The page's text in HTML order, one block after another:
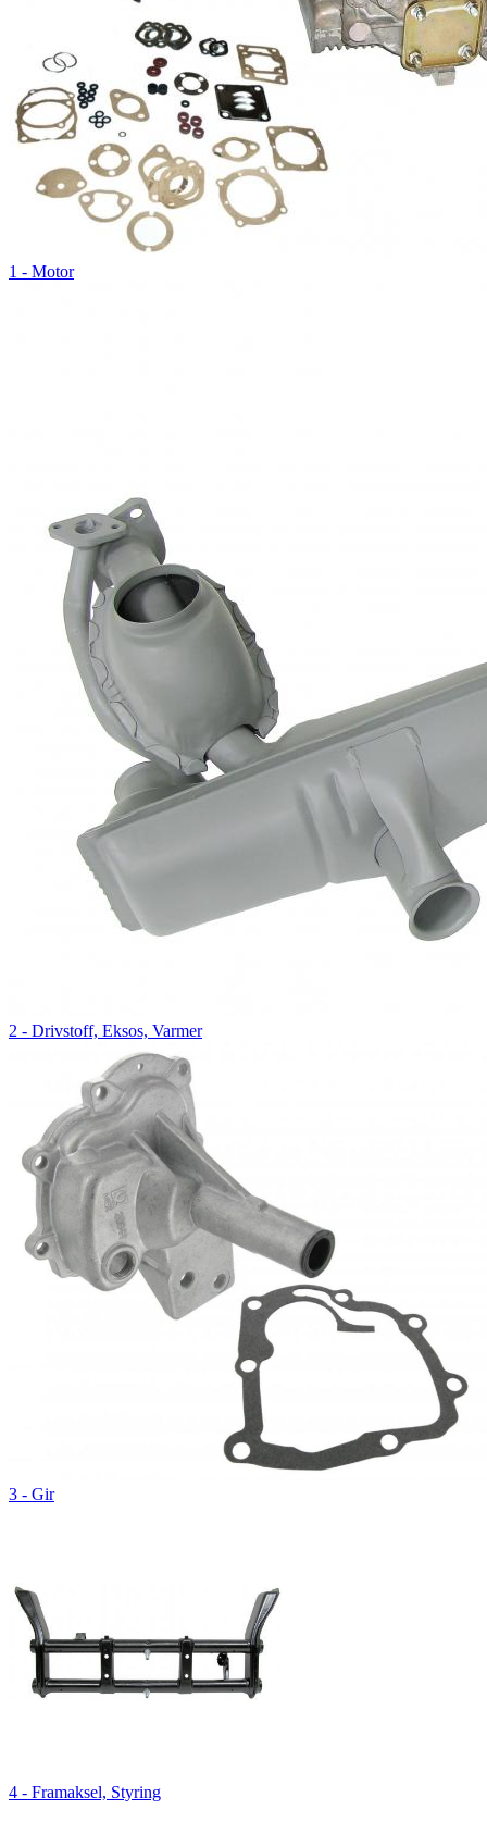
1 - Motor
2 - Drivstoff, Eksos, Varmer
3 - Gir
4 - Framaksel, Styring